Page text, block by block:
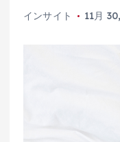
インサイト 11月